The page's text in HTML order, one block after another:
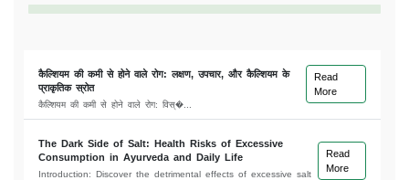
कैल्शियम की कमी से होने वाले रोग: लक्षण, उपचार, और कैल्शियम के
प्राकृतिक स्रोत
कैल्शियम की कमी से होने वाले रोग: विस्�...
Read
More
The Dark Side of Salt: Health Risks of Excessive
Consumption in Ayurveda and Daily Life
Introduction: Discover the detrimental effects of excessive salt
Read
More